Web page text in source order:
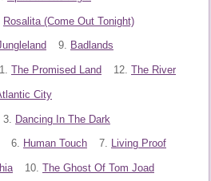
Rosalita (Come Out Tonight)
9. Badlands
The Promised Land 12. The River
City
3. Dancing In The Dark
6. Human Touch 7. Living Proof
10. The Ghost Of Tom Joad